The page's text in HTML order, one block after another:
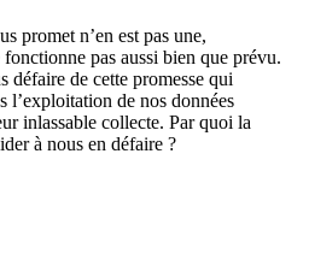
promet n’en est pas une,
pas aussi bien que prévu.
défaire de cette promesse qui
l’exploitation de nos données
inlassable collecte. Par quoi la
à nous en défaire ?